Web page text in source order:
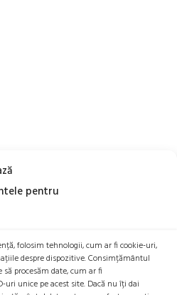
pentru
folosim tehnologii, cum ar fi cookie-uri,
despre dispozitive. Consimțământul
procesăm date, cum ar fi
unice pe acest site. Dacă nu îți dai